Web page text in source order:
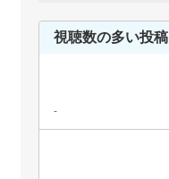
視聴数の多い投稿
-